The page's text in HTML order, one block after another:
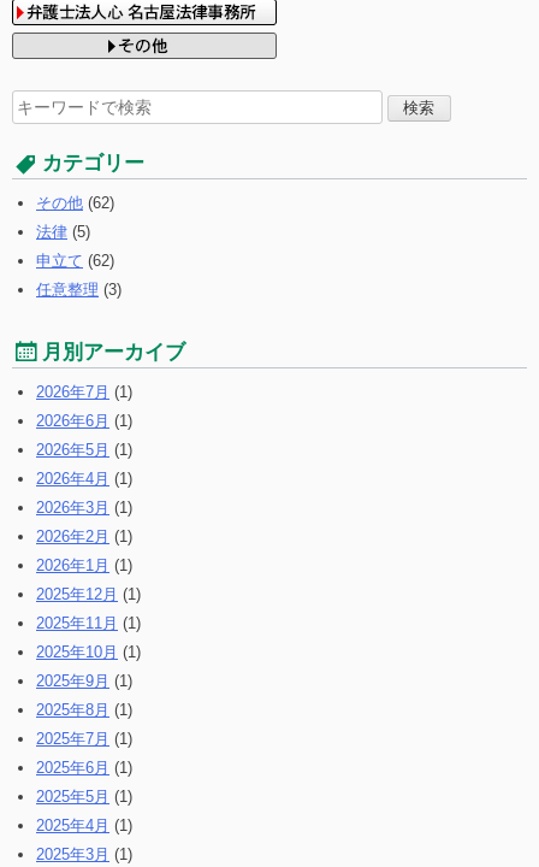
検
索
す
る:
カテゴリー
その他 (62)
法律 (5)
申立て (62)
任意整理 (3)
月別アーカイブ
2026年7月 (1)
2026年6月 (1)
2026年5月 (1)
2026年4月 (1)
2026年3月 (1)
2026年2月 (1)
2026年1月 (1)
2025年12月 (1)
2025年11月 (1)
2025年10月 (1)
2025年9月 (1)
2025年8月 (1)
2025年7月 (1)
2025年6月 (1)
2025年5月 (1)
2025年4月 (1)
2025年3月 (1)